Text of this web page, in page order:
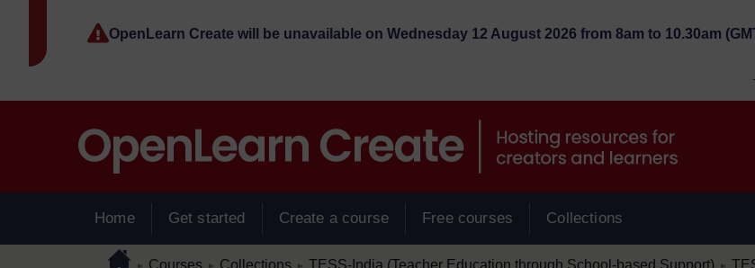
OpenLearn Create will be unavailable on Wednesday 12 August 2026 from 8am to 10.30am
Home Get started Create a course Free courses Collections
Page pathHome
► Courses ► Collections ► TESS-India (Teacher Education through School-based Support) ►